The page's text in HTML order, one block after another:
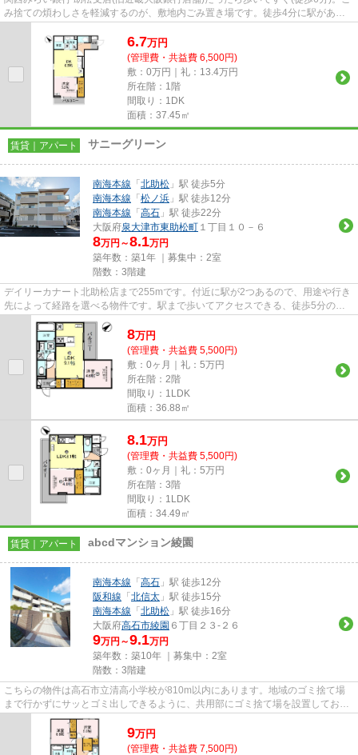
み捨ての煩わしさを軽減するのが、敷地内ごみ置き場です。徒歩4分に駅がある
6.7万円
(管理費・共益費 6,500円)
敷：0万円｜礼：13.4万円
所在階：1階
間取り：1DK
面積：37.45㎡
賃貸｜アパート サニーグリーン
南海本線 「 北助松 」駅 徒歩5分
南海本線 「 松ノ浜 」駅 徒歩12分
南海本線 「 高石 」駅 徒歩22分
大阪府泉大津市東助松町 １丁目１０－６
8万円～8.1万円
築年数：築1年 ｜募集中： 2室
階数：3階建
デイリーカナート北助松店まで255mです。付近に駅が2つあるので、用途や行き
先によって経路を選べる物件です。駅まで歩いてアクセスできる、徒歩5分の距
離に立地する物件です。利便性...
8万円
(管理費・共益費 5,500円)
敷：0ヶ月｜礼：5万円
所在階：2階
間取り：1LDK
面積：36.88㎡
8.1万円
(管理費・共益費 5,500円)
敷：0ヶ月｜礼：5万円
所在階：3階
間取り：1LDK
面積：34.49㎡
賃貸｜アパート abcdマンション綾園
南海本線 「 高石 」駅 徒歩12分
阪和線 「 北信太 」駅 徒歩15分
南海本線 「 北助松 」駅 徒歩16分
大阪府高石市綾園 ６丁目２３-２６
9万円～9.1万円
築年数：築10年 ｜募集中： 2室
階数：3階建
こちらの物件は高石市立清高小学校が810m以内にあります。地域のゴミ捨て場
まで行かずにサッとゴミ出しできるように、共用部にゴミ捨て場を設置しており
ます。こちらは初期費用をカー...
9万円
(管理費・共益費 7,500円)